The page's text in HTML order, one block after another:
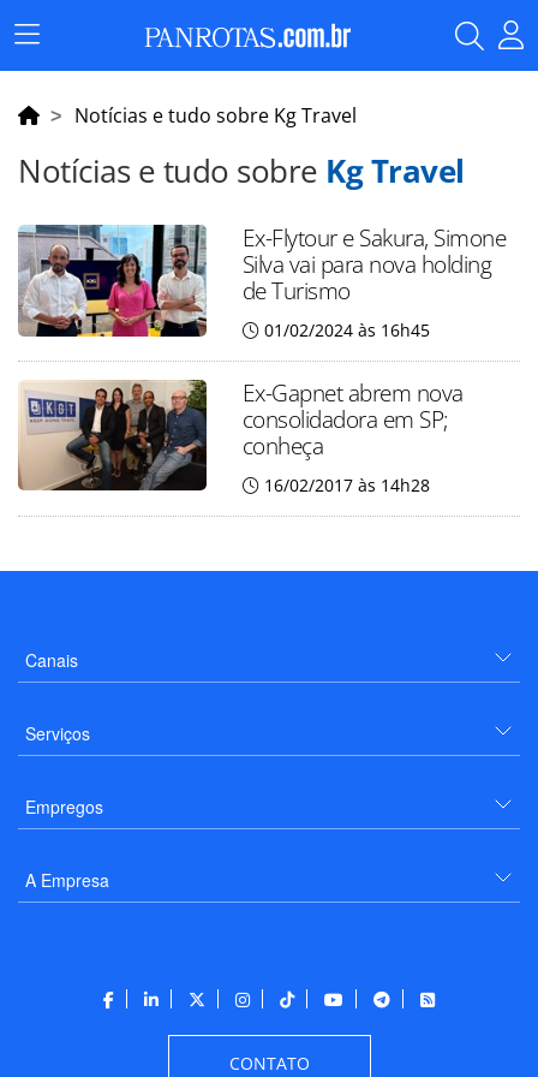
Menu
Principal
Notícias e tudo sobre Kg Travel
Notícias e tudo sobre Kg Travel
Ex-Flytour e Sakura, Simone
Silva vai para nova holding
de Turismo
01/02/2024 às 16h45
Ex-Gapnet abrem nova
consolidadora em SP;
conheça
16/02/2017 às 14h28
Canais
Serviços
Empregos
A Empresa
CONTATO